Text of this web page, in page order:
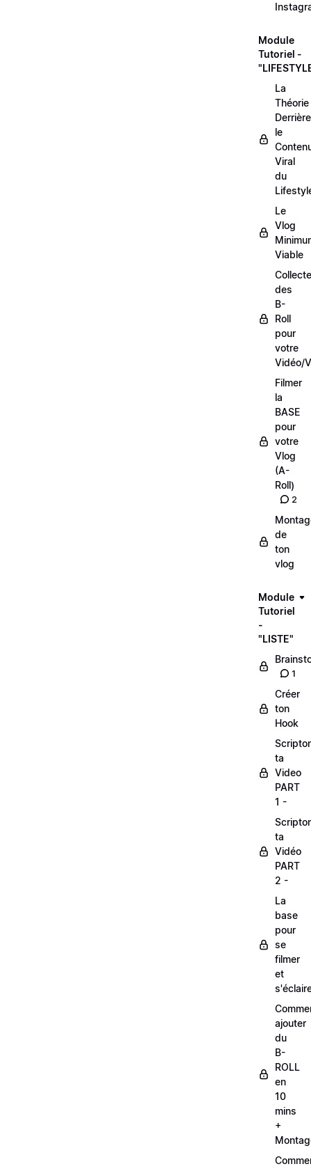
Module
Tutoriel -
La
Théorie
Derrière
le
Viral
du
Le
Vlog
Viable
des
B-
Roll
pour
votre
Vidéo/
Filmer
la
BASE
pour
votre
Vlog
(A-
Roll)
2
de
ton
vlog
Module
Tutoriel
-
"LISTE"
1
Créer
ton
Hook
ta
Video
PART
1 -
ta
Vidéo
PART
2 -
La
base
pour
se
filmer
et
ajouter
du
B-
ROLL
en
10
mins
+